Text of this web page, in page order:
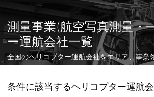
測量事業(航空写真測量・
ー運航会社一覧
全国のヘリコプター運航会社をエリア、事業
条件に該当するヘリコプター運航